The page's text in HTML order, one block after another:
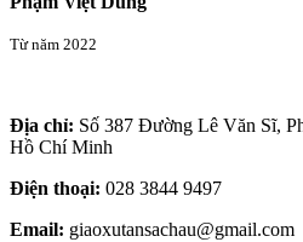
Từ năm 2022
Địa chỉ: Số 387 Đường Lê Văn Sĩ,
Hồ Chí Minh
Điện thoại: 028 3844 9497
Email: giaoxutansachau@gmail.com